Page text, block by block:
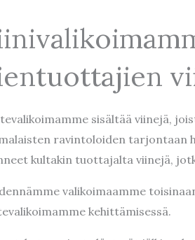
sisältää viinejä,
ravintoloiden tarjontaan
kultakin tuottajalta viinejä,
valikoimaamme
kehittämisessä.